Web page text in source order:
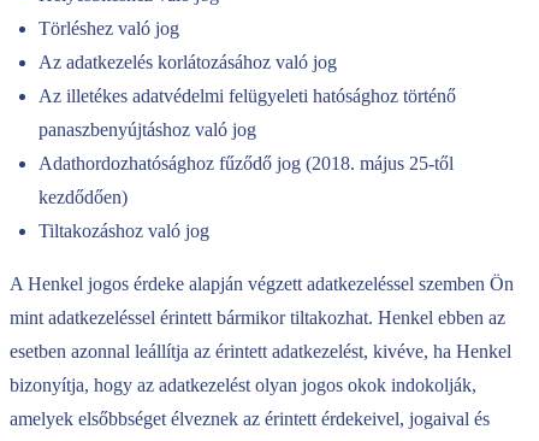
Törléshez való jog
Az adatkezelés korlátozásához való jog
Az illetékes adatvédelmi felügyeleti hatósághoz történő
panaszbenyújtáshoz való jog
Adathordozhatósághoz fűződő jog (2018. május 25-től
kezdődően)
Tiltakozáshoz való jog
A Henkel jogos érdeke alapján végzett adatkezeléssel szemben Ön
mint adatkezeléssel érintett bármikor tiltakozhat. Henkel ebben az
esetben azonnal leállítja az érintett adatkezelést, kivéve, ha Henkel
bizonyítja, hogy az adatkezelést olyan jogos okok indokolják,
amelyek elsőbbséget élveznek az érintett érdekeivel, jogaival és